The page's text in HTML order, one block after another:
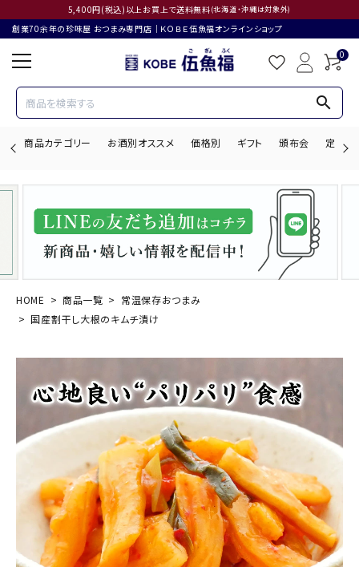
5,400円(税込)以上お買上で送料無料(北海道・沖縄は対象外)
創業70余年の珍味屋 おつまみ専門店│ＫＯＢＥ伍魚福オンラインショップ
0
search
商品カテゴリー お酒別オススメ 価格別 ギフト 頒布会 定期購
search
お酒別オススメ
価格別
お問い合わせ
ご利用ガイド
HOME 商品一覧
常温保存おつまみ
国産割干し大根のキムチ漬け